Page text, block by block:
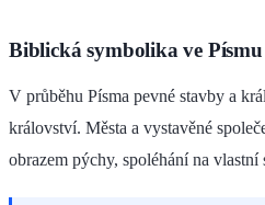
Biblická symbolika ve Písmu
V průběhu Písma pevné stavby a
království. Města a vystavěné
obrazem pýchy, spoléhání na